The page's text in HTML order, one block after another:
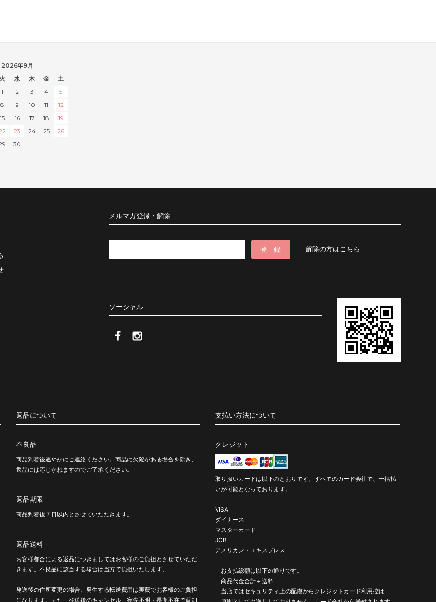
2026年9月
火
水 木 金
土
1
2 3 4
5
8
9 10 11
12
15
16 17 18
19
23 24 25
26
30
メルマガ登録・解除
解除の方はこちら
ソーシャル
返品について
不良品
商品到着後速やかにご連絡ください。商品に欠陥がある場合を除き、
返品には応じかねますのでご了承ください。
返品期限
商品到着後７日以内とさせていただきます。
返品送料
お客様都合による返品につきましてはお客様のご負担とさせていただ
きます。不良品に該当する場合は当方で負担いたします。
発送後の住所変更の場合、発生する転送費用は実費でお客様のご負担
になります。また、発送後のキャンセル、宛先不明・長期不在で返却
支払い方法について
クレジット
取り扱いカードは以下のとおりです。すべてのカード会社で、一括払
いが可能となっております。
VISA
ダイナース
マスターカード
JCB
アメリカン・エキスプレス
・お支払総額は以下の通りです。
商品代金合計＋送料
・当店ではセキュリティ上の配慮からクレジットカード利用控は